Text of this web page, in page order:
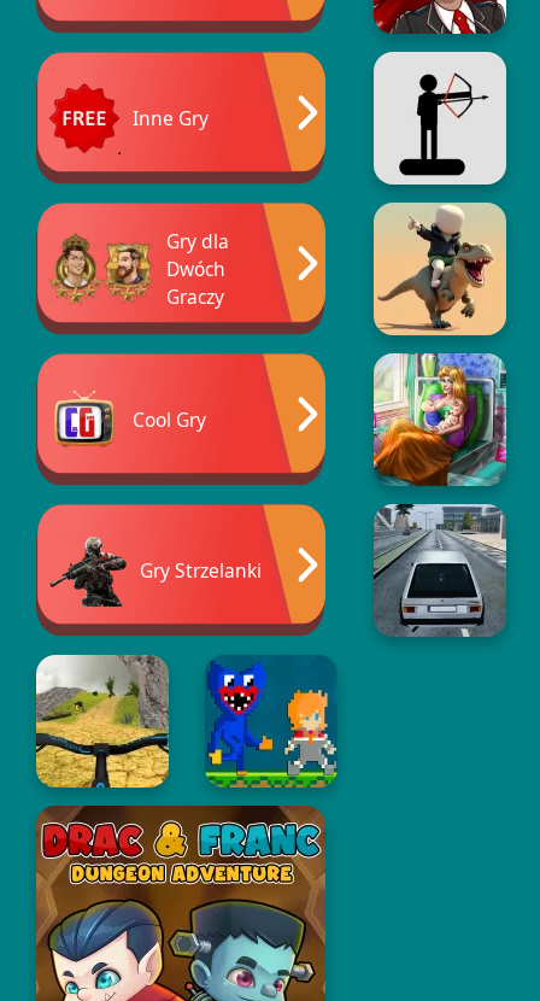
Inne Gry
Gry dla
Dwóch
Graczy
Cool Gry
Gry Strzelanki